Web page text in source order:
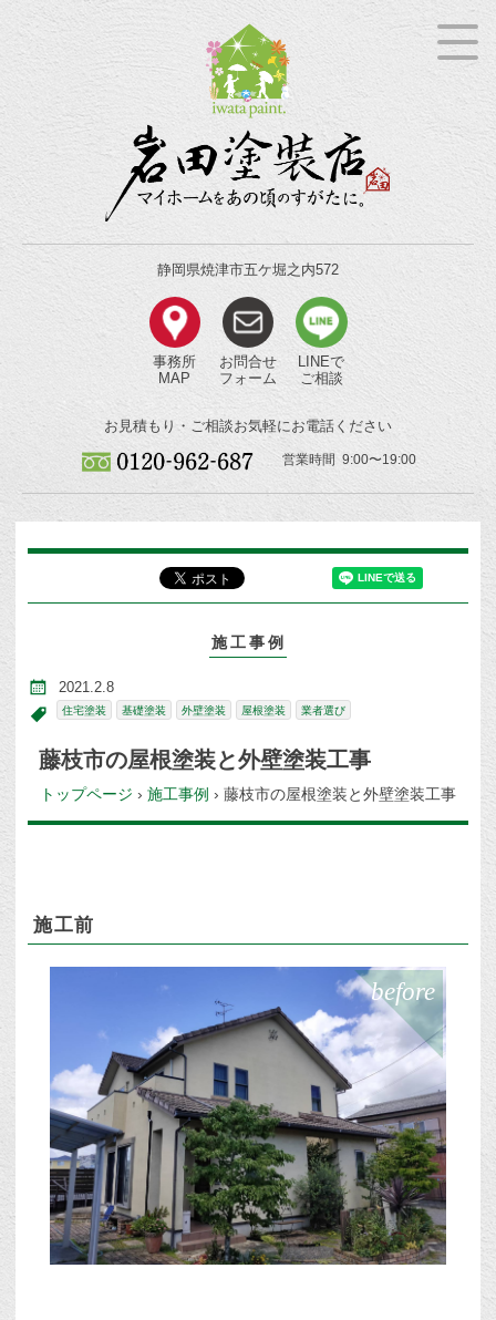
静岡県焼津市五ケ堀之内572
事務所
MAP
お問合せ
フォーム
LINEで
ご相談
お見積もり・ご相談お気軽にお電話ください
営業時間 9:00〜19:00
施工事例
2021.2.8
住宅塗装 基礎塗装 外壁塗装 屋根塗装 業者選び
藤枝市の屋根塗装と外壁塗装工事
トップページ › 施工事例 › 藤枝市の屋根塗装と外壁塗装工事
施工前
before